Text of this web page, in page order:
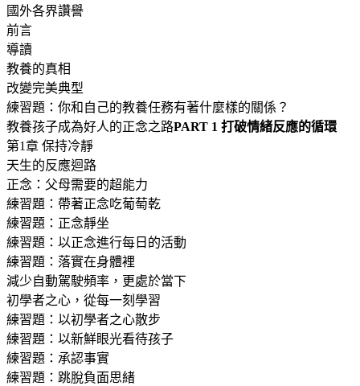
國外各界讚譽
前言
導讀
教養的真相
改變完美典型
練習題：你和自己的教養任務有著什麼樣的關係？
教養孩子成為好人的正念之路PART 1 打破情緒反應的循環
第1章 保持冷靜
天生的反應迴路
正念：父母需要的超能力
練習題：帶著正念吃葡萄乾
練習題：正念靜坐
練習題：以正念進行每日的活動
練習題：落實在身體裡
減少自動駕駛頻率，更處於當下
初學者之心，從每一刻學習
練習題：以初學者之心散步
練習題：以新鮮眼光看待孩子
練習題：承認事實
練習題：跳脫負面思緒